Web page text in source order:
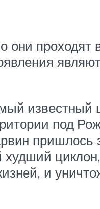
они
под
пришлось
и